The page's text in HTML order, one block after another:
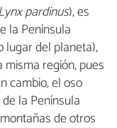
pardinus), es
la Península
lugar del planeta),
región, pues
cambio, el oso
la Península
de otros